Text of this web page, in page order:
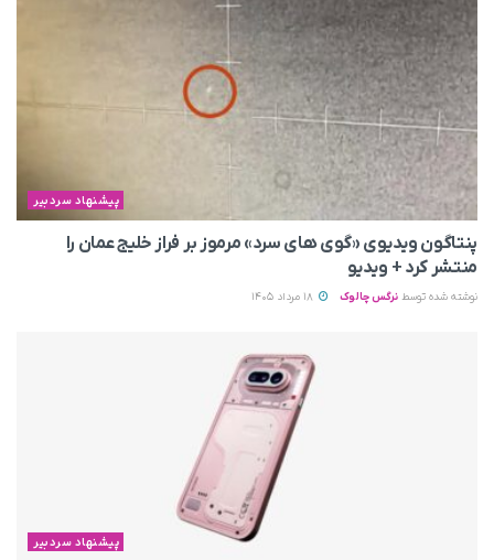
پیشنهاد سردبیر
پنتاگون ویدیوی «گوی های سرد» مرموز بر فراز خلیج عمان را
منتشر کرد + ویدیو
نوشته شده توسط نرگس چالوک
پیشنهاد سردبیر